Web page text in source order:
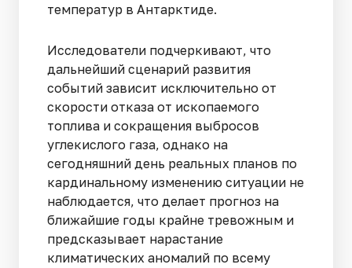
температур в Антарктиде.
Исследователи подчеркивают, что
дальнейший сценарий развития
событий зависит исключительно от
скорости отказа от ископаемого
топлива и сокращения выбросов
углекислого газа, однако на
сегодняшний день реальных планов по
кардинальному изменению ситуации не
наблюдается, что делает прогноз на
ближайшие годы крайне тревожным и
предсказывает нарастание
климатических аномалий по всему